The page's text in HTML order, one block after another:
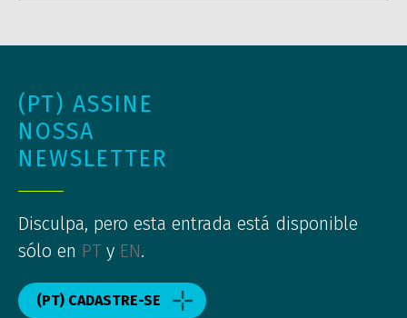
(PT) ASSINE
NOSSA
NEWSLETTER
Disculpa, pero esta entrada está disponible
sólo en PT y EN.
(PT) CADASTRE-SE